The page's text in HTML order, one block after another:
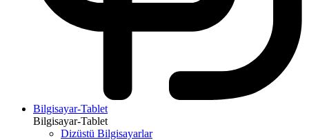
Bilgisayar-Tablet
Bilgisayar-Tablet
Dizüstü Bilgisayarlar